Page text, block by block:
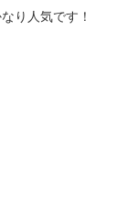
り人気です！